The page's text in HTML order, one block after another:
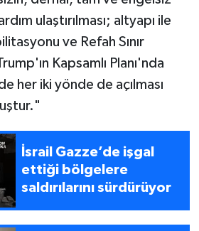
ulaştırılması; altyapı ile
ve Refah Sınır
Kapsamlı Planı'nda
her iki yönde de açılması
İsrail Gazze’de işgal
ettiği bölgelere
saldırılarını sürdürüyor